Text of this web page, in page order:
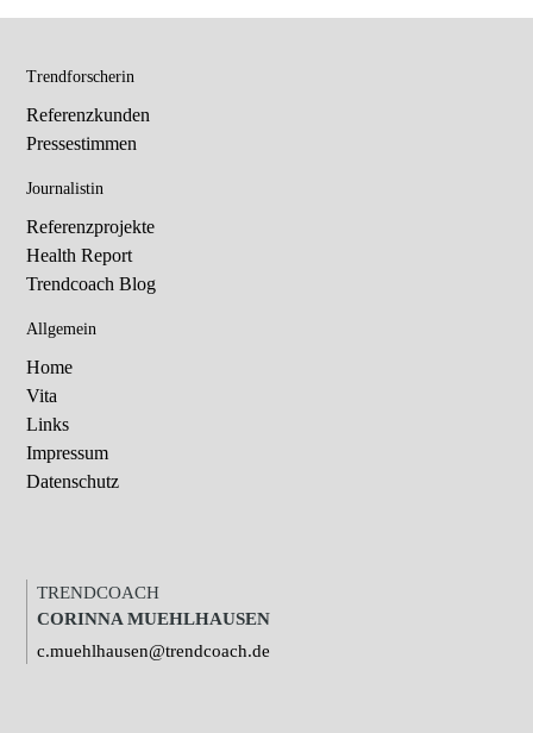
Trendforscherin
Referenzkunden
Pressestimmen
Journalistin
Referenzprojekte
Health Report
Trendcoach Blog
Allgemein
Home
Vita
Links
Impressum
Datenschutz
TRENDCOACH
CORINNA MUEHLHAUSEN
c.muehlhausen@trendcoach.de